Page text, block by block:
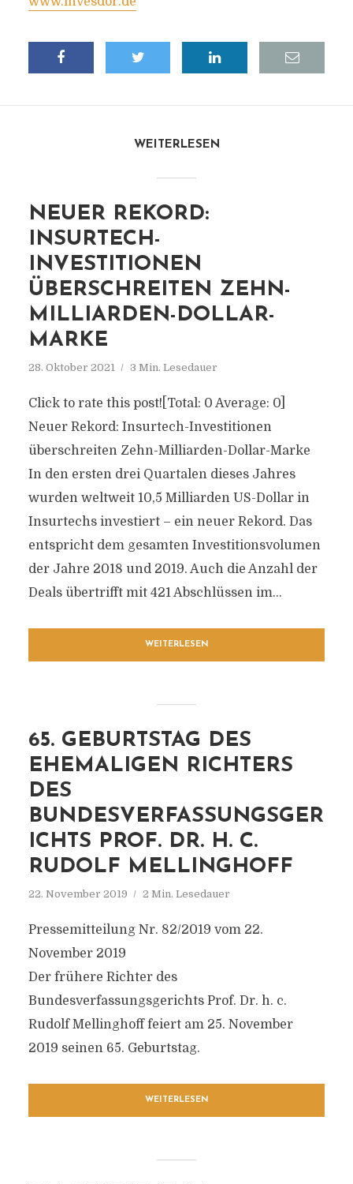
WEITERLESEN
NEUER REKORD:
INSURTECH-
INVESTITIONEN
ÜBERSCHREITEN ZEHN-
MILLIARDEN-DOLLAR-
MARKE
28. Oktober 2021 3 Min. Lesedauer
Click to rate this post![Total: 0 Average: 0]
Neuer Rekord: Insurtech-Investitionen
überschreiten Zehn-Milliarden-Dollar-Marke
In den ersten drei Quartalen dieses Jahres
wurden weltweit 10,5 Milliarden US-Dollar in
Insurtechs investiert – ein neuer Rekord. Das
entspricht dem gesamten Investitionsvolumen
der Jahre 2018 und 2019. Auch die Anzahl der
Deals übertrifft mit 421 Abschlüssen im...
WEITERLESEN
65. GEBURTSTAG DES
EHEMALIGEN RICHTERS
DES
BUNDESVERFASSUNGSGER
ICHTS PROF. DR. H. C.
RUDOLF MELLINGHOFF
22. November 2019 2 Min. Lesedauer
Pressemitteilung Nr. 82/2019 vom 22.
November 2019
Der frühere Richter des
Bundesverfassungsgerichts Prof. Dr. h. c.
Rudolf Mellinghoff feiert am 25. November
2019 seinen 65. Geburtstag.
WEITERLESEN